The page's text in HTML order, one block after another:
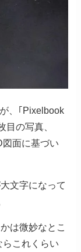
、｢Pixelbook
目の写真、
面に基づい
文字になって
は微妙なとこ
これくらい